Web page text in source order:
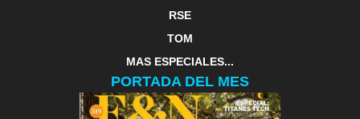
RSE
TOM
MAS ESPECIALES...
PORTADA DEL MES